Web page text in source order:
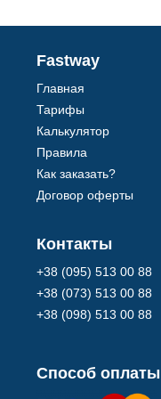
Fastway
Главная
Тарифы
Калькулятор
Правила
Как заказать?
Договор оферты
Контакты
+38 (095) 513 00 88
+38 (073) 513 00 88
+38 (098) 513 00 88
Способ оплаты